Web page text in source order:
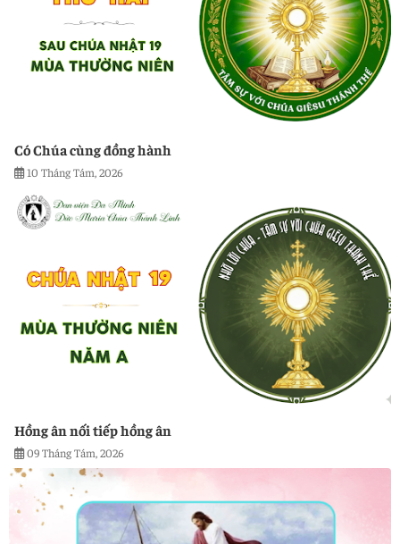
Có Chúa cùng đồng hành
10 Tháng Tám, 2026
Hồng ân nối tiếp hồng ân
09 Tháng Tám, 2026